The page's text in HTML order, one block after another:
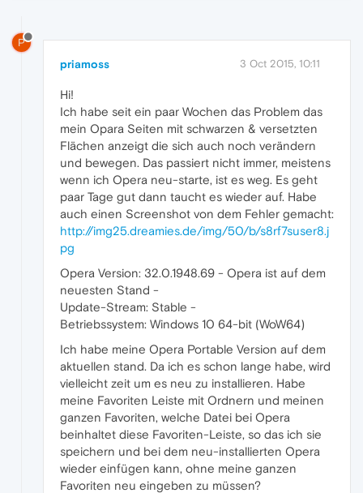
P
priamoss 3 Oct 2015, 10:11
Hi!
Ich habe seit ein paar Wochen das Problem das
mein Opara Seiten mit schwarzen & versetzten
Flächen anzeigt die sich auch noch verändern
und bewegen. Das passiert nicht immer, meistens
wenn ich Opera neu-starte, ist es weg. Es geht
paar Tage gut dann taucht es wieder auf. Habe
auch einen Screenshot von dem Fehler gemacht:
http://img25.dreamies.de/img/50/b/s8rf7suser8.j
pg
Opera Version: 32.0.1948.69 - Opera ist auf dem
neuesten Stand -
Update-Stream: Stable -
Betriebssystem: Windows 10 64-bit (WoW64)
Ich habe meine Opera Portable Version auf dem
aktuellen stand. Da ich es schon lange habe, wird
vielleicht zeit um es neu zu installieren. Habe
meine Favoriten Leiste mit Ordnern und meinen
ganzen Favoriten, welche Datei bei Opera
beinhaltet diese Favoriten-Leiste, so das ich sie
speichern und bei dem neu-installierten Opera
wieder einfügen kann, ohne meine ganzen
Favoriten neu eingeben zu müssen?